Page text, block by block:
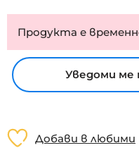
Продукта е
Уведоми ме
Добави в любими